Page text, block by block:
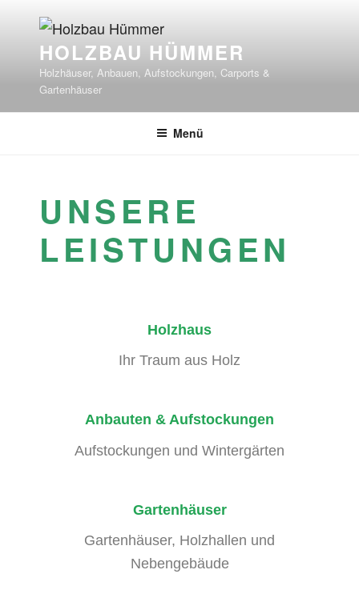
HOLZBAU HÜMMER
Holzhäuser, Anbauen, Aufstockungen, Carports &
Gartenhäuser
Menü
UNSERE
LEISTUNGEN
Holzhaus
Ihr Traum aus Holz
Anbauten & Aufstockungen
Aufstockungen und Wintergärten
Gartenhäuser
Gartenhäuser, Holzhallen und
Nebengebäude